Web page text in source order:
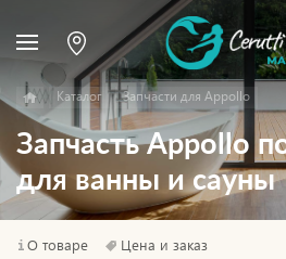
Каталог Запчасти для Appollo
Запчасть Appollo
для ванны и сауны
О товаре Цена и заказ